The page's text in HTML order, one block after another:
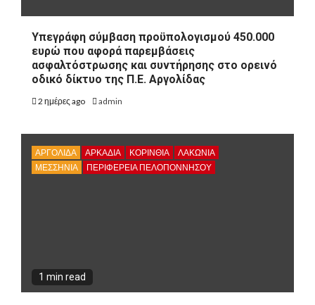
Υπεγράφη σύμβαση προϋπολογισμού 450.000
ευρώ που αφορά παρεμβάσεις
ασφαλτόστρωσης και συντήρησης στο ορεινό
οδικό δίκτυο της Π.Ε. Αργολίδας
2 ημέρες ago admin
ΑΡΓΟΛΙΔΑ ΑΡΚΑΔΊΑ ΚΟΡΙΝΘΊΑ
ΛΑΚΩΝΙΑ
ΜΕΣΣΗΝΙΑ
ΠΕΡΙΦΈΡΕΙΑ ΠΕΛΟΠΟΝΝΉΣΟΥ
1 min read